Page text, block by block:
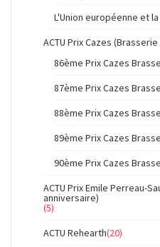
L'Union européenne et
ACTU Prix Cazes (Brasserie
86ème Prix Cazes
87ème Prix Cazes
88ème Prix Cazes
89ème Prix Cazes
90ème Prix Cazes
ACTU Prix Emile Perreau-
anniversaire)
(5)
ACTU Rehearth(20)